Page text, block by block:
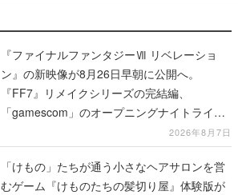
『ファイナルファンタジーⅦ リベレーショ
ン』の新映像が8月26日早朝に公開へ。
『FF7』リメイクシリーズの完結編、
「gamescom」のオープニングナイトライブ
にてディレクターの浜口直樹氏が登壇する予
定
2026年8月7日
「けもの」たちが通う小さなヘアサロンを営
むゲーム『けものたちの髪切り屋』体験版が